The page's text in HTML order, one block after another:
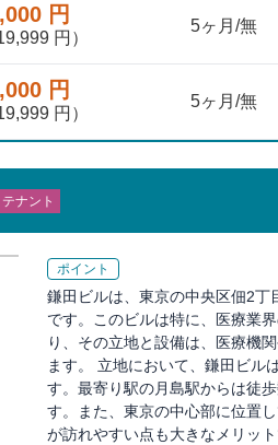
円
円）
5ヶ月/無
円
円）
5ヶ月/無
ナント
ポイント
鎌田ビルは、東京の中央区佃2
です。このビルは特に、医療業
り、その立地と設備は、医療機
ます。 立地において、鎌田ビル
す。最寄り駅の月島駅からは徒
す。また、東京の中心部に位置
が訪れやすい点も大きなメリッ